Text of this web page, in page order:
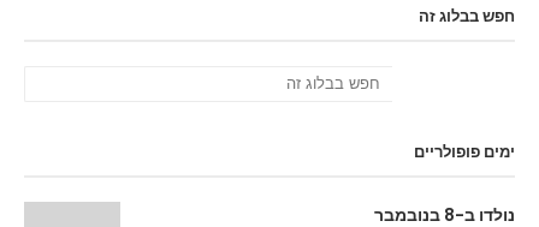
חפש בבלוג זה
ימים פופולריים
נולדו ב-8 בנובמבר